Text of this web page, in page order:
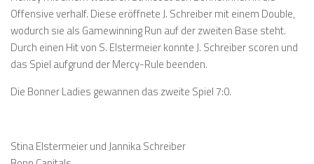
Offensive verhalf. Diese eröffnete J. Schreiber mit einem Double,
wodurch sie als Gamewinning Run auf der zweiten Base steht.
Durch einen Hit von S. Elstermeier konnte J. Schreiber scoren und
das Spiel aufgrund der Mercy-Rule beenden.
Die Bonner Ladies gewannen das zweite Spiel 7:0.
Stina Elstermeier und Jannika Schreiber